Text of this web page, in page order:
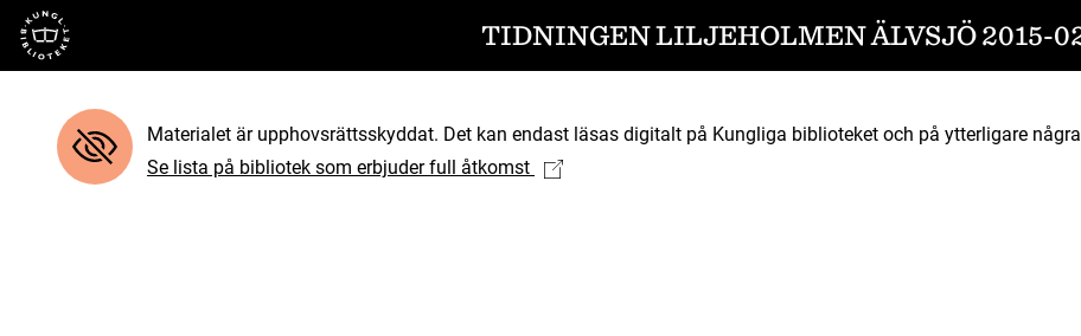
Till startsidan TIDNINGEN LILJEHOLMEN ÄLVSJÖ 2015-
Materialet är upphovsrättsskyddat. Det kan endast läsas digitalt på Kungliga biblioteket och på ytterligare
Se lista på bibliotek som erbjuder full åtkomst